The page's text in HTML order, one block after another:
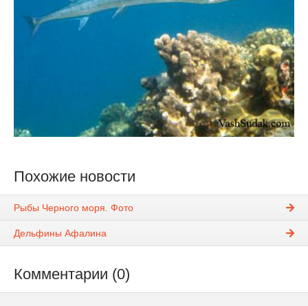
Похожие новости
Рыбы Черного моря. Фото
Дельфины Афалина
Комментарии (0)